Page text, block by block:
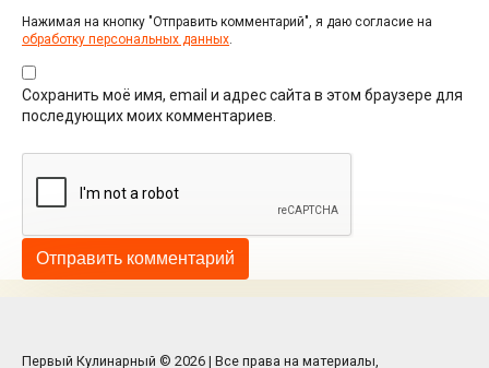
Нажимая на кнопку "Отправить комментарий", я даю согласие на
обработку персональных данных
Сохранить моё имя, email и адрес сайта в этом браузере для
последующих моих комментариев.
Первый Кулинарный © 2026 | Все права на материалы,